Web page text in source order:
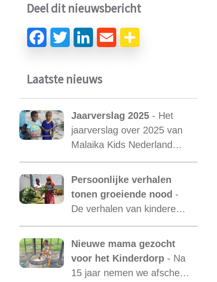
Deel dit nieuwsbericht
Laatste nieuws
Jaarverslag 2025 - Het
jaarverslag over 2025 van
Malaika Kids Nederland
met daarin opgenomen het
verslag van de activiteiten
van Malaika Kids Tanzania
is uit.
Persoonlijke verhalen
tonen groeiende nood -
De verhalen van kinderen
laten zien hoe essentieel
onze ondersteuning is,
terwijl de vraag blijft
toenemen.
Nieuwe mama gezocht
voor het Kinderdorp - Na
15 jaar nemen we afscheid